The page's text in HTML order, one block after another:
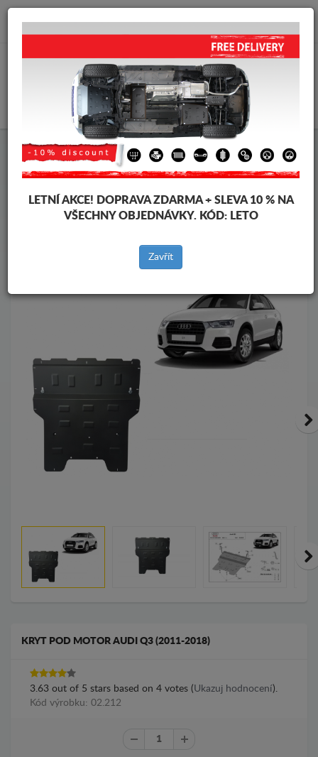
info@krytpodmotor.com
Kryt pod motor Audi Kryt pod motor Audi Q3
vozidel
Značky vozidel
Zpět na produkty
KRYT POD MOTOR AUDI Q3 (2011-2018)
3.63 out of 5 stars based on 4 votes (Ukazuj hodnocení).
Kód výrobku: 02.212
LETNÍ AKCE! DOPRAVA ZDARMA + SLEVA 10 % NA
VŠECHNY OBJEDNÁVKY. KÓD: LETO
Zavřít